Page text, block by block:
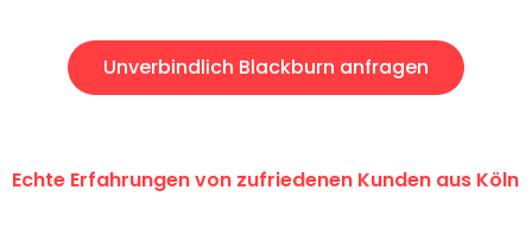
Unverbindlich Blackburn anfragen
Echte Erfahrungen von zufriedenen Kunden aus Köln